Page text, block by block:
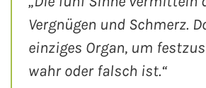
Vergnügen und Schmerz.
einziges Organ, um
wahr oder falsch ist.“